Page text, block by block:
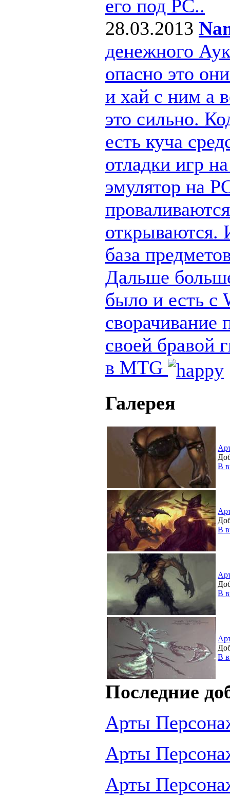
его под РС..
28.03.2013
денежного
опасно это
и хай с ним а
это сильно.
есть куча
отладки игр
эмулятор на
открываются.
база
Дальше
было и есть с
сворачивание
своей бравой
в MTG
Галерея
В
В
В
В
Последние
Арты
Арты
Арты